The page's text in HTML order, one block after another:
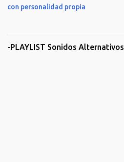
con personalidad propia
-PLAYLIST Sonidos Alternativos